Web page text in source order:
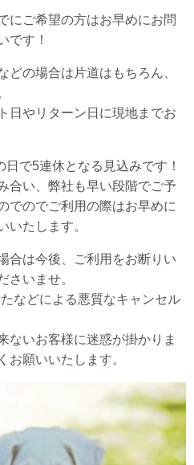
にご希望の方はお早めにお問
です！
どの場合は片道はもちろん、
日やリターン日に現地までお
で5連休となる見込みです！
合い、弊社も早い段階でご予
でのでご利用の際はお早めに
いたします。
合は今後、ご利用をお断りい
さいませ。
などによる悪質なキャンセル
ないお客様に迷惑が掛かりま
お願いいたします。